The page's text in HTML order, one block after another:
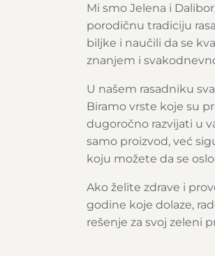
Mi smo Jelena i
porodičnu tradiciju
biljke i naučili da se
znanjem i
U našem rasadniku
Biramo vrste koje su
dugoročno razvijati u
samo proizvod, već
koju možete da se
Ako želite zdrave i
godine koje dolaze,
rešenje za svoj zeleni